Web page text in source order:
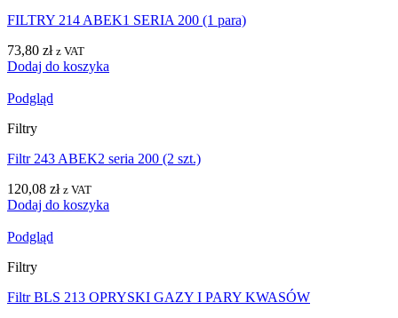
FILTRY 214 ABEK1 SERIA 200 (1 para)
73,80 zł z VAT
Dodaj do koszyka
Podgląd
Filtry
Filtr 243 ABEK2 seria 200 (2 szt.)
120,08 zł z VAT
Dodaj do koszyka
Podgląd
Filtry
Filtr BLS 213 OPRYSKI GAZY I PARY KWASÓW